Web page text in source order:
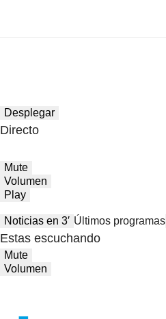
Desplegar
Directo
Mute
Volumen
Play
Noticias en 3′ Últimos programas
Estas escuchando
Mute
Volumen